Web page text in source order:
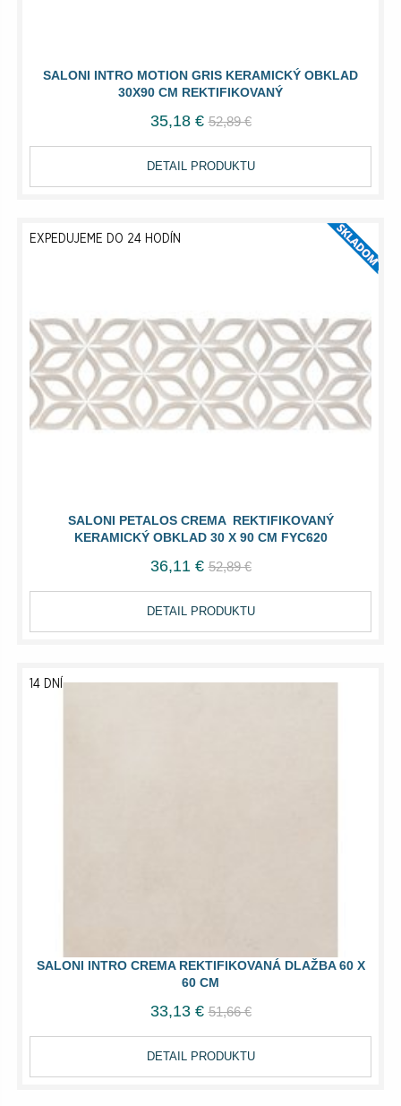
SALONI INTRO MOTION GRIS KERAMICKÝ OBKLAD
30X90 CM REKTIFIKOVANÝ
35,18 € 52,89 €
DETAIL PRODUKTU
SALONI PETALOS CREMA REKTIFIKOVANÝ
KERAMICKÝ OBKLAD 30 X 90 CM FYC620
EXPEDUJEME DO 24 HODÍN
36,11 € 52,89 €
DETAIL PRODUKTU
SALONI INTRO CREMA REKTIFIKOVANÁ DLAŽBA 60 X
60 CM
14 DNÍ
33,13 € 51,66 €
DETAIL PRODUKTU